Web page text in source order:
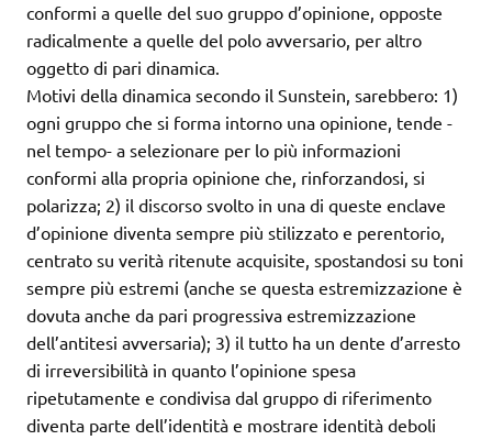
conformi a quelle del suo gruppo d’opinione, opposte
radicalmente a quelle del polo avversario, per altro
oggetto di pari dinamica.
Motivi della dinamica secondo il Sunstein, sarebbero: 1)
ogni gruppo che si forma intorno una opinione, tende -
nel tempo- a selezionare per lo più informazioni
conformi alla propria opinione che, rinforzandosi, si
polarizza; 2) il discorso svolto in una di queste enclave
d’opinione diventa sempre più stilizzato e perentorio,
centrato su verità ritenute acquisite, spostandosi su toni
sempre più estremi (anche se questa estremizzazione è
dovuta anche da pari progressiva estremizzazione
dell’antitesi avversaria); 3) il tutto ha un dente d’arresto
di irreversibilità in quanto l’opinione spesa
ripetutamente e condivisa dal gruppo di riferimento
diventa parte dell’identità e mostrare identità deboli